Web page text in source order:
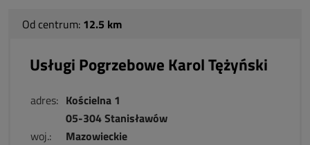
Od centrum: 12.5 km
Usługi Pogrzebowe Karol Tężyński
adres: Kościelna 1
05-304 Stanisławów
woj.:
Mazowieckie